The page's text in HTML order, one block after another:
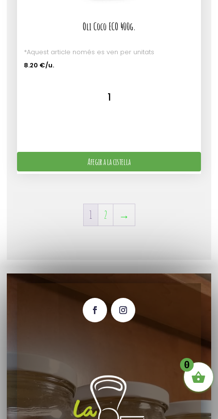
Oli Coco ECO 400g.
*Aquest article només es ven per unitats
8.20 €/u.
Afegir a la cistella
1 2 →
0